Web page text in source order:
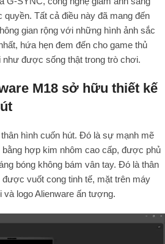
Tất cả điều này đã mang đến
gian rộng với những hình ảnh sắc
hứa hẹn đem đến cho game thủ
được sống thật trong trò chơi.
M18 sở hữu thiết kế
hình cuốn hút. Đó là sự mạnh mẽ
hợp kim nhôm cao cấp, được phủ
bóng không bám vân tay. Đó là thân
vuốt cong tinh tế, mặt trên máy
logo Alienware ấn tượng.